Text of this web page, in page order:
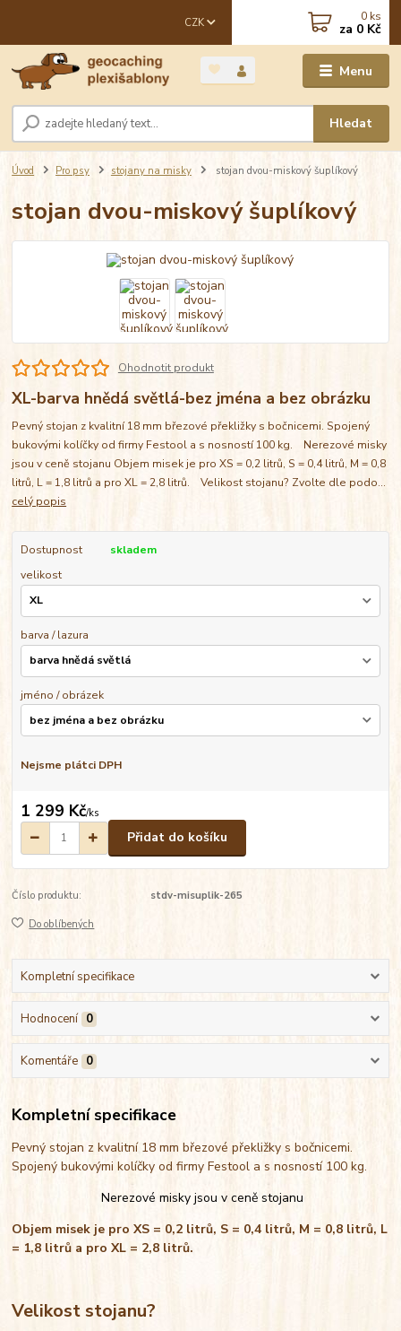
Menu
CZK
Hledat
0 ks
za 0 Kč
Úvod Pro psy stojany na misky stojan dvou-miskový šuplíkový
stojan dvou-miskový šuplíkový
Ohodnotit produkt
XL-barva hnědá světlá-bez jména a bez obrázku
Pevný stojan z kvalitní 18 mm březové překližky s bočnicemi. Spojený
bukovými kolíčky od firmy Festool a s nosností 100 kg. Nerezové misky
jsou v ceně stojanu Objem misek je pro XS = 0,2 litrů, S = 0,4 litrů, M = 0,8
litrů, L = 1,8 litrů a pro XL = 2,8 litrů. Velikost stojanu? Zvolte dle podo...
celý popis
Dostupnost
skladem
velikost
barva / lazura
jméno / obrázek
Nejsme plátci DPH
1 299 Kč/ks
Přidat do košíku
Číslo produktu: stdv-misuplik-265
Do oblíbených
Kompletní specifikace
Hodnocení 0
Komentáře 0
Kompletní specifikace
Pevný stojan z kvalitní 18 mm březové překližky s bočnicemi.
Spojený bukovými kolíčky od firmy Festool a s nosností 100 kg.
Nerezové misky jsou v ceně stojanu
Objem misek je pro XS = 0,2 litrů, S = 0,4 litrů, M = 0,8 litrů, L
= 1,8 litrů a pro XL = 2,8 litrů.
Velikost stojanu?